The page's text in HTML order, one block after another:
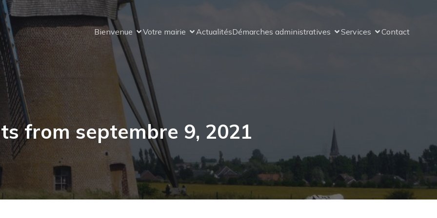
Bienvenue Votre mairie ActualitésDémarches administratives Services Contact
from septembre 9, 2021